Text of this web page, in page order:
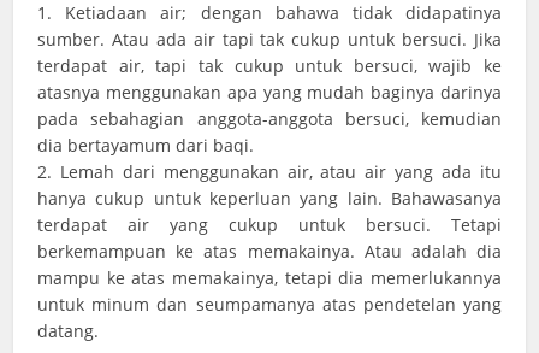
1. Ketiadaan air; dengan bahawa tidak didapatinya
sumber. Atau ada air tapi tak cukup untuk bersuci. Jika
terdapat air, tapi tak cukup untuk bersuci, wajib ke
atasnya menggunakan apa yang mudah baginya darinya
pada sebahagian anggota-anggota bersuci, kemudian
dia bertayamum dari baqi.
2. Lemah dari menggunakan air, atau air yang ada itu
hanya cukup untuk keperluan yang lain. Bahawasanya
terdapat air yang cukup untuk bersuci. Tetapi
berkemampuan ke atas memakainya. Atau adalah dia
mampu ke atas memakainya, tetapi dia memerlukannya
untuk minum dan seumpamanya atas pendetelan yang
datang.